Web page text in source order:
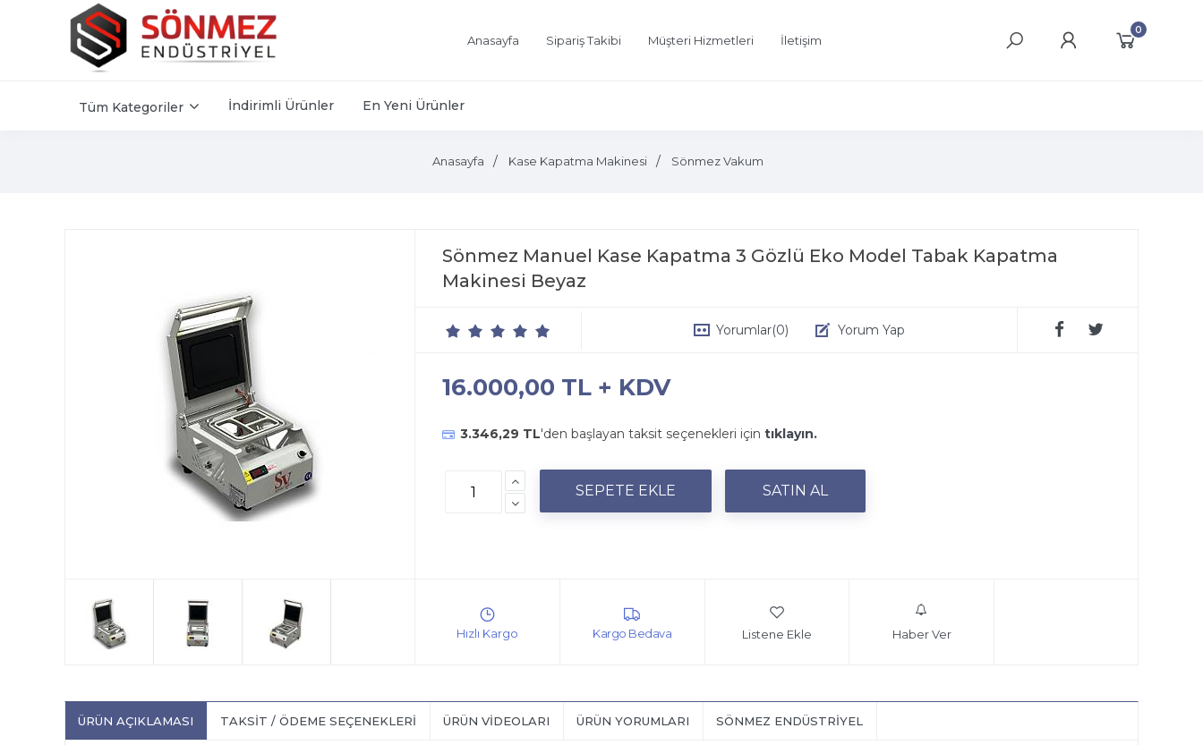
Anasayfa Sipariş Takibi Müşteri Hizmetleri İletişim
0
Tüm Kategoriler İndirimli Ürünler En Yeni Ürünler
Anasayfa Kase Kapatma Makinesi Sönmez Vakum
Sönmez Manuel Kase Kapatma 3 Gözlü Eko Model Tabak Kapatma
Makinesi Beyaz
Yorumlar(0) Yorum Yap
16.000,00 TL + KDV
3.346,29 TL'den başlayan taksit seçenekleri için tıklayın.
Listene Ekle Haber Ver
ÜRÜN AÇIKLAMASI TAKSIT / ÖDEME SEÇENEKLERI ÜRÜN VIDEOLARI ÜRÜN YORUMLARI SÖNMEZ ENDÜSTRIYEL